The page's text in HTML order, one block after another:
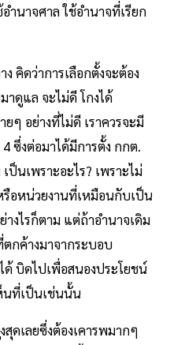
ำนาจศาล ใช้อำนาจที่เรียก
คิดว่าการเลือกตั้งจะต้อง
าดูแล จะไม่ดี โกงได้
ๆ อย่างที่ไม่ดี เราควรจะมี
ซึ่งต่อมาได้มีการตั้ง กกต.
นเพราะอะไร? เพราะไม่
รือหน่วยงานที่เหมือนกับเป็น
งไรก็ตาม แต่ถ้าอำนาจเดิม
กค้างมาจากระบอบ
บิดไปเพื่อสนองประโยชน์
นที่เป็นเช่นนั้น
ดเลยซึ่งต้องเคารพมากๆ